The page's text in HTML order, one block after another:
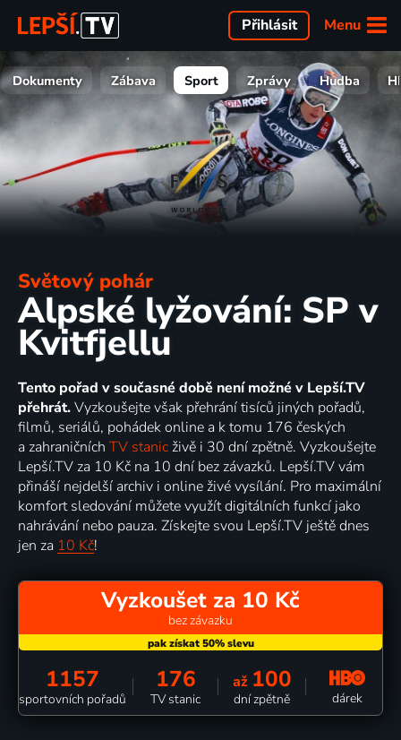
Menu
Přihlásit
Dokumenty Zábava Sport Zprávy Hudba
Světový pohár
Alpské lyžování: SP v
Kvitfjellu
Tento pořad v současné době není možné v Lepší.TV
přehrát.Vyzkoušejte však přehrání tisíců jiných pořadů,
filmů, seriálů, pohádek online a k tomu 176 českých
a zahraničních TV stanic živě i 30 dní zpětně. Vyzkoušejte
Lepší.TV za 10 Kč na 10 dní bez závazků. Lepší.TV vám
přináší nejdelší archiv i online živé vysílání. Pro maximální
komfort sledování můžete využít digitálních funkcí jako
nahrávání nebo pauza. Získejte svou Lepší.TV ještě dnes
jen za 10 Kč!
Vyzkoušet za 10 Kč
bez závazku
1157
sportovních pořadů
176
TV stanic
až 100
dní zpětně dárek